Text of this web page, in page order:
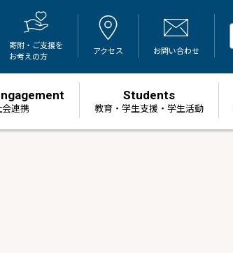
寄附・ご支援を
お考えの方
アクセス お問い合わせ
連携
Students
教育・学生支援・学生活動